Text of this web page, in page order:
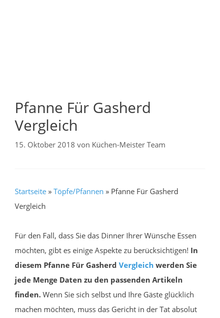
Pfanne Für Gasherd
Vergleich
15. Oktober 2018 von Küchen-Meister Team
Startseite » Töpfe/Pfannen » Pfanne Für Gasherd
Vergleich
Für den Fall, dass Sie das Dinner Ihrer Wünsche Essen
möchten, gibt es einige Aspekte zu berücksichtigen! In
diesem Pfanne Für Gasherd Vergleich werden Sie
jede Menge Daten zu den passenden Artikeln
finden. Wenn Sie sich selbst und Ihre Gäste glücklich
machen möchten, muss das Gericht in der Tat absolut